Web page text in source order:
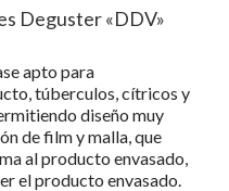
Deguster «DDV»
apto para
túberculos, cítricos y
diseño muy
de film y malla, que
al producto envasado,
el producto envasado.